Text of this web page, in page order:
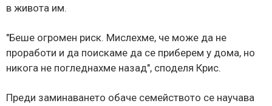
в живота им.
"Беше огромен риск. Мислехме, че може да не
проработи и да поискаме да се приберем у дома, но
никога не погледнахме назад", споделя Крис.
Преди заминаването обаче семейството се научава